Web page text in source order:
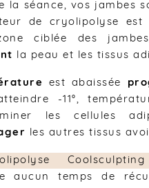
la séance, vos jambes
de cryolipolyse est
ciblée des
la peau et les tissus
est abaissée
-11°,
les cellules
les autres tissus
aucun temps de